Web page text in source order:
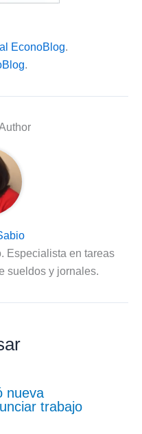
EconoBlog.
.
Especialista en tareas
sueldos y jornales.
nueva
trabajo